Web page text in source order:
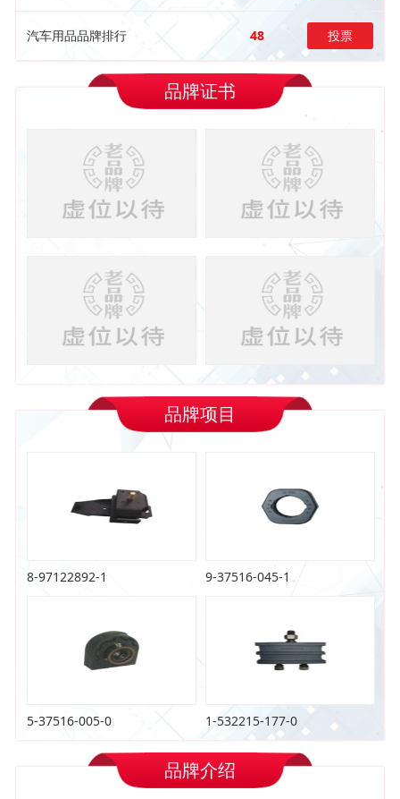
汽车用品品牌排行 48 投票
品牌证书
品牌项目
8-97122892-1 9-37516-045-1
5-37516-005-0 1-532215-177-0
品牌介绍